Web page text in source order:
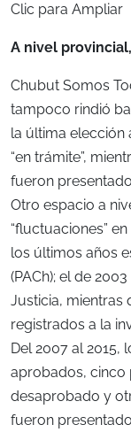
Clic para Ampliar
A nivel
Chubut Somos
tampoco rindió
la última elección
“en trámite”,
fueron
Otro espacio a
“fluctuaciones”
los últimos años
(PACh); el de
Justicia, mientras
registrados a la
Del 2007 al 2015,
aprobados, cinco
desaprobado y
fueron